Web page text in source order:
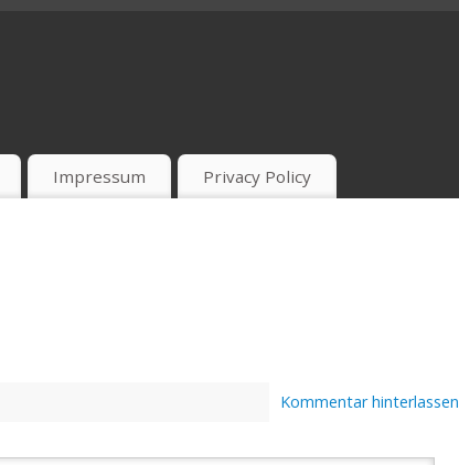
Impressum Privacy Policy
Kommentar hinterlassen